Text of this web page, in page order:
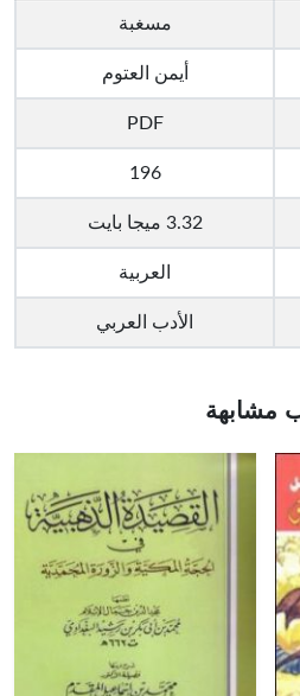
مسغبة
أيمن العتوم
PDF
196
3.32 ميجا بايت
العربية
الأدب العربي
مشابهة